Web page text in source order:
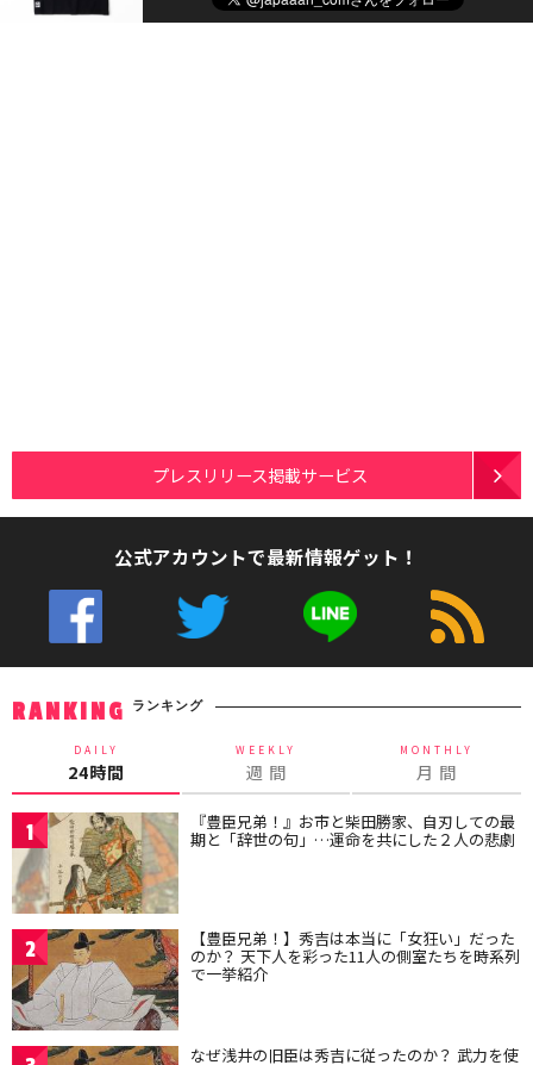
プレスリリース掲載サービス
公式アカウントで最新情報ゲット！
RANKING ランキング
DAILY
24時間
WEEKLY
週 間
MONTHLY
月 間
1 『豊臣兄弟！』お市と柴田勝家、自刃しての最
期と「辞世の句」…運命を共にした２人の悲劇
2 【豊臣兄弟！】秀吉は本当に「女狂い」だった
のか？ 天下人を彩った11人の側室たちを時系列
で一挙紹介
なぜ浅井の旧臣は秀吉に従ったのか？ 武力を使